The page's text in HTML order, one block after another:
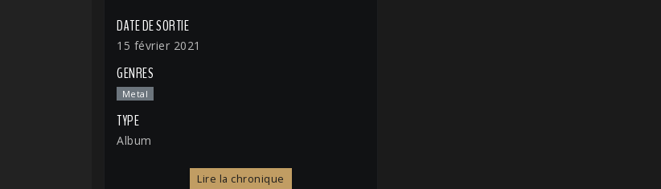
DATE DE SORTIE
15 février 2021
GENRES
Metal
TYPE
Album
Lire la chronique